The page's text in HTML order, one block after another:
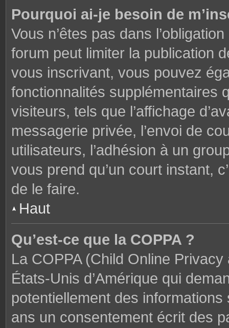
Pourquoi ai-je besoin de
Vous n’êtes pas dans
forum peut limiter la publication
vous inscrivant, vous pouvez
fonctionnalités supplémentaires
visiteurs, tels que l’affichage
messagerie privée, l’envoi de
utilisateurs, l’adhésion à un
vous prend qu’un court instant,
de le faire.
Haut
Qu’est-ce que la COPPA ?
La COPPA (Child Online
États-Unis d’Amérique qui
potentiellement des
ans un consentement écrit des